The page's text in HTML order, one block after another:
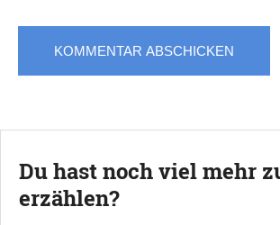
Du hast noch viel mehr
erzählen?